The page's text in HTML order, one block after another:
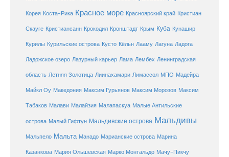
Корея Коста-Рика Красное море Красноярский край Кристиан
Скауге Кристиансанн Крокодил Кронштадт Крым Куба Кунашир
Курилы Курильские острова Кусто Кёльн Лааму Лагуна Ладога
Ладожское озеро Лазурный карьер Лама Лембех Ленинградская
область Летняя Золотица Лиинахамари Лимассол МПО Мадейра
Майкл Оу Македония Максим Гурьянов Максим Морозов Максим
Табаков Малави Малайзия Малапаскуа Малые Антильские
острова Малый Гифтун Мальдивские острова Мальдивы
Мальпело Мальта Манадо Марианские острова Марина
Казанкова Мария Ольшевская Марко Монтальдо Мачу-Пикчу